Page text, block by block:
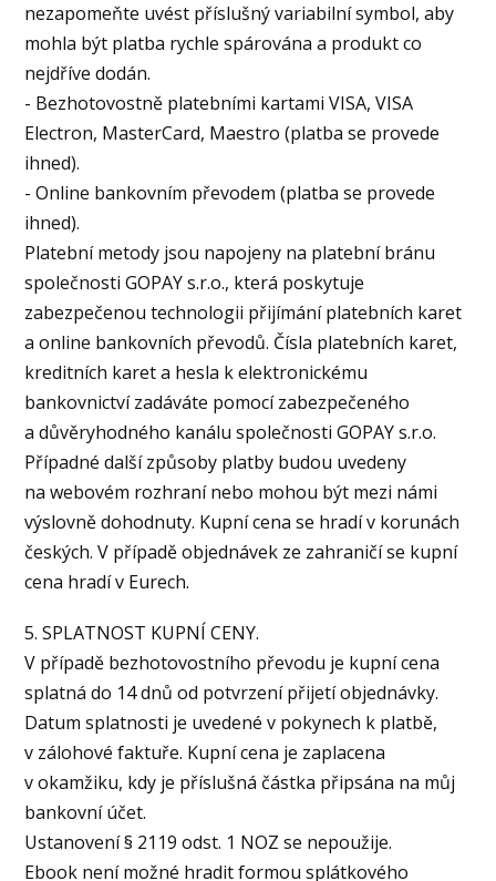
nezapomeňte uvést příslušný variabilní symbol, aby
mohla být platba rychle spárována a produkt co
nejdříve dodán.
- Bezhotovostně platebními kartami VISA, VISA
Electron, MasterCard, Maestro (platba se provede
ihned).
- Online bankovním převodem (platba se provede
ihned).
Platební metody jsou napojeny na platební bránu
společnosti GOPAY s.r.o., která poskytuje
zabezpečenou technologii přijímání platebních karet
a online bankovních převodů. Čísla platebních karet,
kreditních karet a hesla k elektronickému
bankovnictví zadáváte pomocí zabezpečeného
a důvěryhodného kanálu společnosti GOPAY s.r.o.
Případné další způsoby platby budou uvedeny
na webovém rozhraní nebo mohou být mezi námi
výslovně dohodnuty. Kupní cena se hradí v korunách
českých. V případě objednávek ze zahraničí se kupní
cena hradí v Eurech.
5. SPLATNOST KUPNÍ CENY.
V případě bezhotovostního převodu je kupní cena
splatná do 14 dnů od potvrzení přijetí objednávky.
Datum splatnosti je uvedené v pokynech k platbě,
v zálohové faktuře. Kupní cena je zaplacena
v okamžiku, kdy je příslušná částka připsána na můj
bankovní účet.
Ustanovení § 2119 odst. 1 NOZ se nepoužije.
Ebook není možné hradit formou splátkového